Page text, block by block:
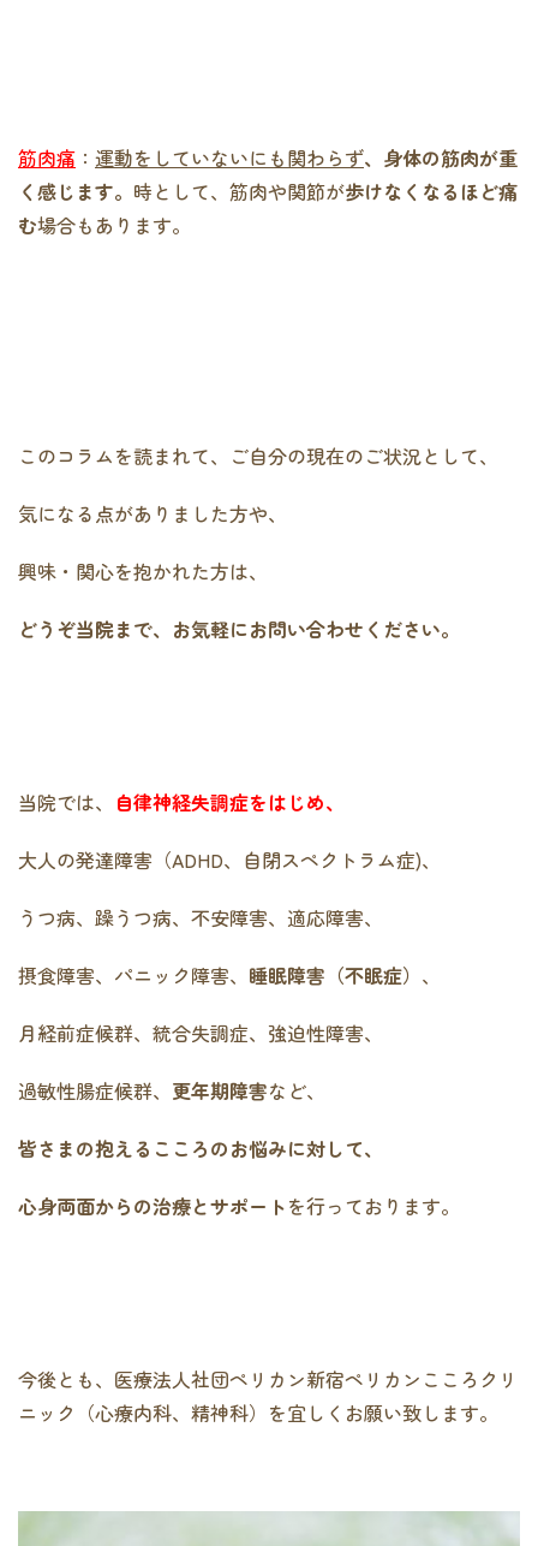
筋肉痛 ： 運動をしていないにも関わらず、身体の筋肉が重
く感じます。 時として、筋肉や関節が歩けなくなるほど痛
む場合もあります。
このコラムを読まれて、ご自分の現在のご状況として、
気になる点がありました方や、
興味・関心を抱かれた方は、
どうぞ当院まで、お気軽にお問い合わせください。
当院では、 自律神経失調症をはじめ、
大人の発達障害（ADHD、自閉スペクトラム症)、
うつ病、躁うつ病、不安障害、適応障害、
摂食障害、パニック障害、 睡眠障害（不眠症） 、
月経前症候群、統合失調症、強迫性障害、
過敏性腸症候群、 更年期障害など、
皆さまの抱えるこころのお悩みに対して、
心身両面からの治療とサポートを行っております。
今後とも、医療法人社団ペリカン新宿ペリカンこころクリ
ニック（心療内科、精神科）を宜しくお願い致します。